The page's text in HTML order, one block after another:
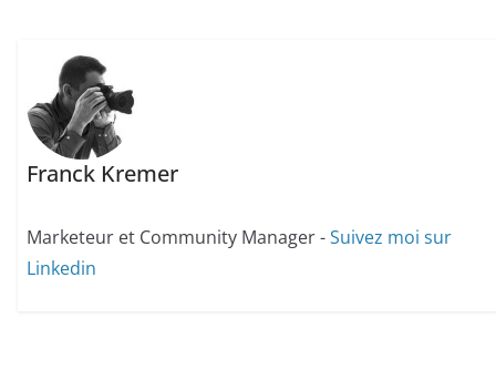
Franck Kremer
Marketeur et Community Manager -Suivez moi sur
Linkedin